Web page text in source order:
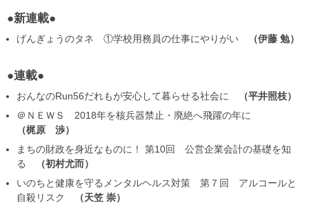
●新連載●
げんぎょうのタネ ①学校用務員の仕事にやりがい 伊藤 勉
●連載●
おんなのRun56だれもが安心して暮らせる社会に
平井照枝
＠ＮＥＷＳ 2018年を核兵器禁止・廃絶へ飛躍の年に
梶原 渉
まちの財政を身近なものに！ 第10回 公営企業会計の基礎を知
る
初村尤而
いのちと健康を守るメンタルヘルス対策 第７回 アルコールと
自殺リスク
天笠 崇